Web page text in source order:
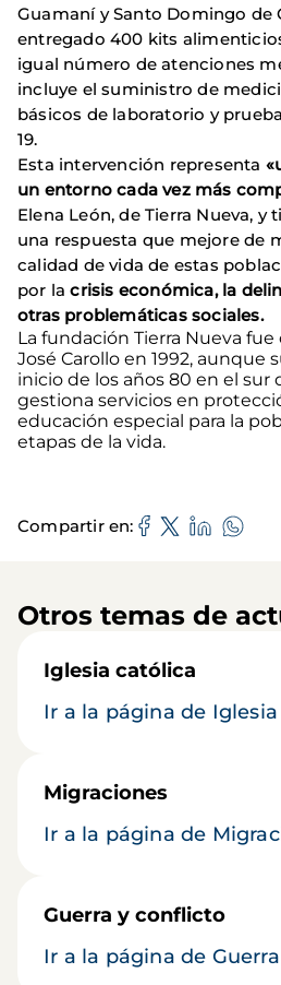
Guamaní y Santo Domingo de
entregado 400 kits
igual número de atenciones
incluye el suministro de
básicos de laboratorio y
19.
Esta intervención representa
un entorno cada vez más
Elena León, de Tierra Nueva,
una respuesta que mejore de
calidad de vida de estas
por la crisis económica, la
otras problemáticas sociales.
La fundación Tierra Nueva
José Carollo en 1992, aunque
inicio de los años 80 en el sur
gestiona servicios en
educación especial para la
etapas de la vida.
Compartir en
Otros temas de
Iglesia católica
Ir a la página de
Migraciones
Ir a la página de
Guerra y conflicto
Ir a la página de